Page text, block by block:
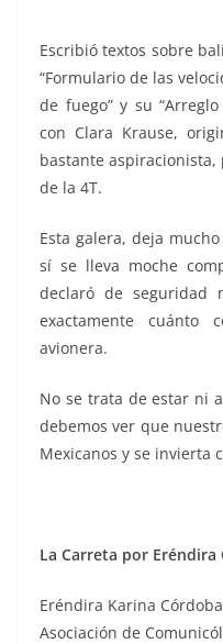
Escribió textos sobre
“Formulario de las
de fuego” y su
con Clara Krause,
bastante
de la 4T.
Esta galera, deja
sí se lleva moche
declaró de seguridad
exactamente cuánto
avionera.
No se trata de estar ni
debemos ver que
Mexicanos y se invierta
La Carreta por Eréndira
Eréndira Karina
Asociación de